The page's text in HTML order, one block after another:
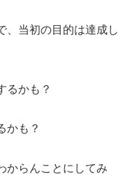
、当初の目的は達成し
るかも？
かも？
からんことにしてみ